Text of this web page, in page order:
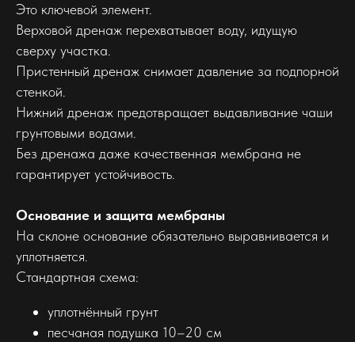
Это ключевой элемент.
Верховой дренаж перехватывает воду, идущую
сверху участка.
Пристенный дренаж снимает давление за подпорной
стенкой.
Нижний дренаж предотвращает выдавливание чаши
грунтовыми водами.
Без дренажа даже качественная мембрана не
гарантирует устойчивость.
Основание и защита мембраны
На склоне основание обязательно выравнивается и
уплотняется.
Стандартная схема:
уплотнённый грунт
песчаная подушка 10–20 см